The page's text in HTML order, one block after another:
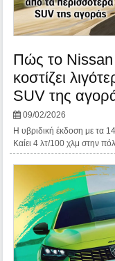
Πώς το Nissan
κοστίζει
SUV της
09/02/2026
Η υβριδική έκδοση με τα
Καίει 4 λτ/100 χλμ στην